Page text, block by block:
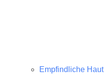
Empfindliche Haut